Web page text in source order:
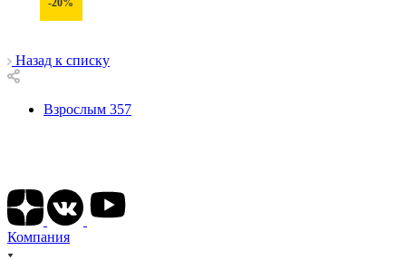
-20%
Назад к списку
Взрослым 357
Компания